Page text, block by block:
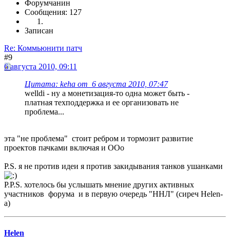
Форумчанин
Сообщения: 127
Записан
Re: Коммьюнити патч
#9
6 августа 2010, 09:11
Цитата: keha от 6 августа 2010, 07:47
welldi - ну а монетизация-то одна может быть -
платная техподдержка и ее организовать не
проблема...
эта "не проблема" стоит ребром и тормозит развитие
проектов пачками включая и OOo
P.S. я не против идеи я против закидывания танков ушанками
P.P.S. хотелось бы услышать мнение других активных
участников форума и в первую очередь "ННЛ" (сиреч Helen-
a)
Helen